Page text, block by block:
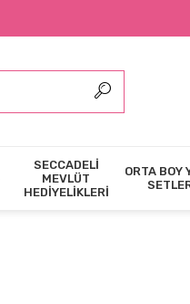
SECCADELİ
MEVLÜT
HEDİYELİKLERİ
ORTA BOY